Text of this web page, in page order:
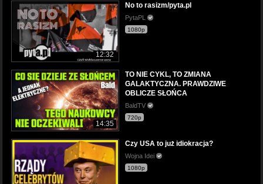
12:32
No to rasizm/pyta.pl
PytaPL
1080p
14:35
TO NIE CYKL, TO ZMIANA
GALAKTYCZNA. PRAWDZIWE
OBLICZE SŁOŃCA
BaldTV
720p
Czy USA to już idiokracja?
Wojna Idei
1080p